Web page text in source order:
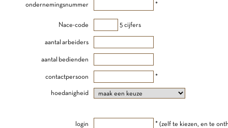
ondernemingsnummer *
Nace-code 5 cijfers
aantal arbeiders
aantal bedienden
contactpersoon *
hoedanigheid
login * (zelf te kiezen, en te